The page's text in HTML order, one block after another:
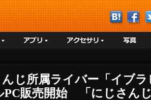
じ所属ライバー「イブラ
販売開始 「にじさん